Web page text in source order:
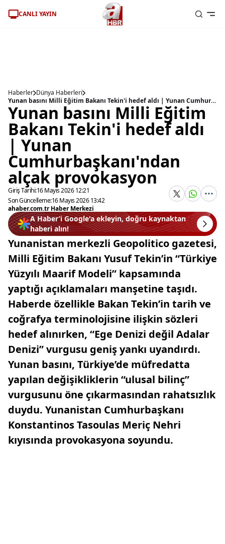
CANLI YAYIN
Haberler Dünya Haberleri
Yunan basını Milli Eğitim Bakanı Tekin'i hedef aldı | Yunan Cumhurbaşkanı'ndan alçak provokasyon
Yunan basını Milli Eğitim
Bakanı Tekin'i hedef aldı
| Yunan
Cumhurbaşkanı'ndan
alçak provokasyon
Giriş Tarihi:16 Mayıs 2026 12:21
Son Güncelleme:16 Mayıs 2026 13:42
ahaber.com.tr Haber Merkezi
A Haber’i Google'a ekleyin, doğru kaynaktan
haberi alın!
Yunanistan merkezli Geopolitico gazetesi,
Milli Eğitim Bakanı Yusuf Tekin’in “Türkiye
Yüzyılı Maarif Modeli” kapsamında
yaptığı açıklamaları manşetine taşıdı.
Haberde özellikle Bakan Tekin’in tarih ve
coğrafya terminolojisine ilişkin sözleri
hedef alınırken, “Ege Denizi değil Adalar
Denizi” vurgusu geniş yankı uyandırdı.
Yunan basını, Türkiye’de müfredatta
yapılan değişikliklerin “ulusal bilinç”
vurgusunu öne çıkarmasından rahatsızlık
duydu. Yunanistan Cumhurbaşkanı
Konstantinos Tasoulas Meriç Nehri
kıyısında provokasyona soyundu.